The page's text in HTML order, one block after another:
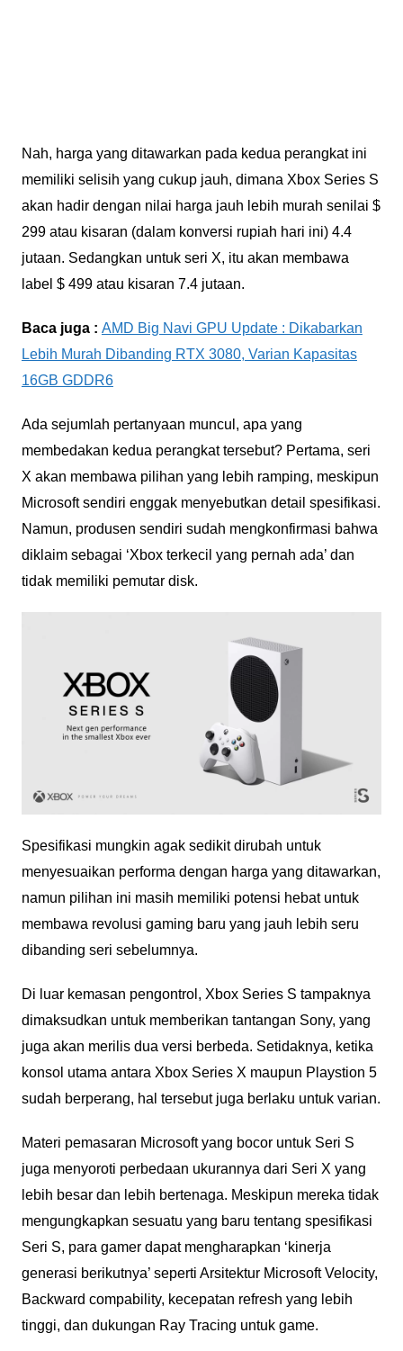
Nah, harga yang ditawarkan pada kedua perangkat ini
memiliki selisih yang cukup jauh, dimana Xbox Series S
akan hadir dengan nilai harga jauh lebih murah senilai $
299 atau kisaran (dalam konversi rupiah hari ini) 4.4
jutaan. Sedangkan untuk seri X, itu akan membawa
label $ 499 atau kisaran 7.4 jutaan.
Baca juga : AMD Big Navi GPU Update : Dikabarkan
Lebih Murah Dibanding RTX 3080, Varian Kapasitas
16GB GDDR6
Ada sejumlah pertanyaan muncul, apa yang
membedakan kedua perangkat tersebut? Pertama, seri
X akan membawa pilihan yang lebih ramping, meskipun
Microsoft sendiri enggak menyebutkan detail spesifikasi.
Namun, produsen sendiri sudah mengkonfirmasi bahwa
diklaim sebagai ‘Xbox terkecil yang pernah ada’ dan
tidak memiliki pemutar disk.
Spesifikasi mungkin agak sedikit dirubah untuk
menyesuaikan performa dengan harga yang ditawarkan,
namun pilihan ini masih memiliki potensi hebat untuk
membawa revolusi gaming baru yang jauh lebih seru
dibanding seri sebelumnya.
Di luar kemasan pengontrol, Xbox Series S tampaknya
dimaksudkan untuk memberikan tantangan Sony, yang
juga akan merilis dua versi berbeda. Setidaknya, ketika
konsol utama antara Xbox Series X maupun Playstion 5
sudah berperang, hal tersebut juga berlaku untuk varian.
Materi pemasaran Microsoft yang bocor untuk Seri S
juga menyoroti perbedaan ukurannya dari Seri X yang
lebih besar dan lebih bertenaga. Meskipun mereka tidak
mengungkapkan sesuatu yang baru tentang spesifikasi
Seri S, para gamer dapat mengharapkan ‘kinerja
generasi berikutnya’ seperti Arsitektur Microsoft Velocity,
Backward compability, kecepatan refresh yang lebih
tinggi, dan dukungan Ray Tracing untuk game.